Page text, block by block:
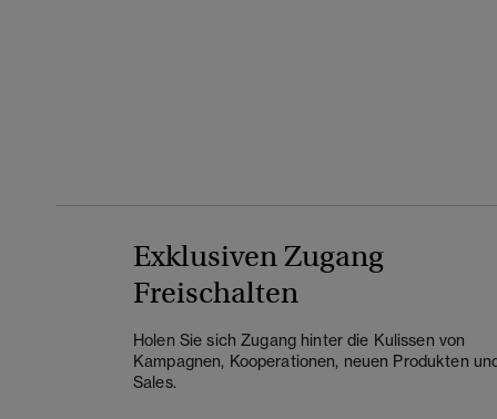
Exklusiven Zugang
Freischalten
Holen Sie sich Zugang hinter die Kulissen von
Kampagnen, Kooperationen, neuen Produkten
Sales.